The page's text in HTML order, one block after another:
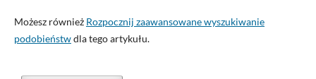
Możesz również Rozpocznij zaawansowane wyszukiwanie
podobieństwdla tego artykułu.